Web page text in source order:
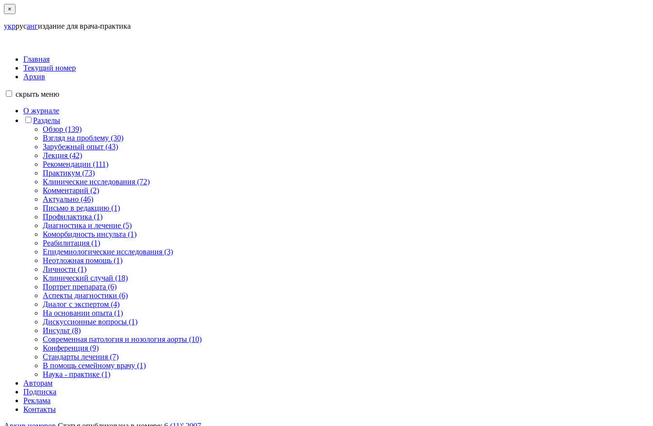
×
укррусангиздание для врача-практика
Главная
Текущий номер
Архив
скрыть меню
О журнале
Разделы
Обзор (139)
Взгляд на проблему (30)
Зарубежный опыт (43)
Лекция (42)
Рекомендации (111)
Практикум (73)
Клинические исследования (72)
Комментарий (2)
Актуально (46)
Письмо в редакцию (1)
Профилактика (1)
Диагностика и лечение (5)
Коморбидность инсульта (1)
Реабилитация (1)
Епидемиологические исследования (3)
Неотложная помощь (1)
Личности (1)
Клинический случай (18)
Портрет препарата (6)
Аспекты диагностики (6)
Диалог с экспертом (4)
На основании опыта (1)
Дискуссионные вопросы (1)
Инсульт (8)
Современная патология и нозология аорты (10)
Конференция (9)
Стандарты лечения (7)
В помощь семейному врачу (1)
Наука - практике (1)
Авторам
Подписка
Реклама
Контакты